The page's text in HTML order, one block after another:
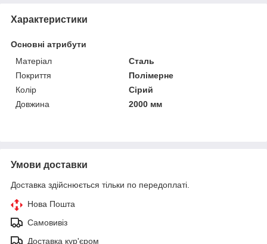
Характеристики
Основні атрибути
Матеріал
Сталь
Покриття
Полімерне
Колір
Сірий
Довжина
2000 мм
Умови доставки
Доставка здійснюється тільки по передоплаті.
Нова Пошта
Самовивіз
Доставка кур'єром